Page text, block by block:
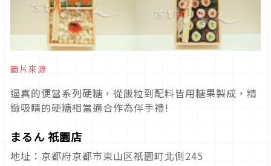
圖片來源
逼真的便當系列硬糖，從飯粒到配料皆用糖果製成，精
緻吸睛的硬糖相當適合作為伴手禮!
まるん 祇園店
地址：京都府京都市東山区祇園町北側245